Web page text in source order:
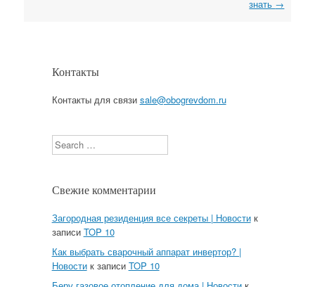
знать →
Контакты
Контакты для связи sale@obogrevdom.ru
Search
Свежие комментарии
Загородная резиденция все секреты | Новостик
записи TOP 10
Как выбрать сварочный аппарат инвертор? |
Новостик записи TOP 10